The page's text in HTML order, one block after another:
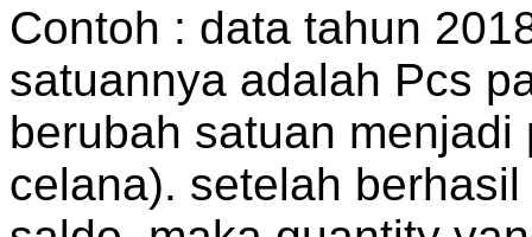
Contoh : data tahun
satuannya adalah Pcs
berubah satuan
celana). setelah